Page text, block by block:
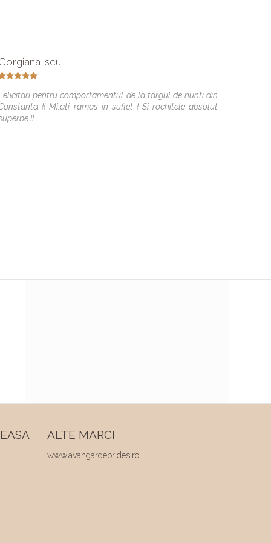
Iscu
pentru comportamentul de la targul de nunti din
!! Mi.ati ramas in suflet ! Si rochitele absolut
!!
ALTE MARCI
www.avangardebrides.ro